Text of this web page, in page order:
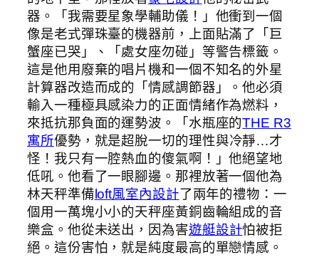
器。「我需要星象學輔助儀！」他衝到一個
像是老式彈珠臺的機器前，上面貼滿了「巨
蟹座已哭」、「處女座勿碰」等警告標籤。
這是他用廢棄的唱片機和一個不知名的外星
計算器改造而成的「情感調節器」。他必須
輸入一種極具感染力的正面情緒作為燃料，
來抵抗那負面的運勢波。「水瓶座的THE R3
寓所優勢，就是超脫一切的理性與冷靜…才
怪！我只有一腔熱血的傻氣啊！」他絕望地
低吼。他看了一眼腳邊。那裡放著一個他為
林天秤準備loft風室內設計了兩年的禮物：一
個用一萬塊小小的天秤座黃銅齒輪組成的音
樂盒。他從未送出，因為害遊艇設計怕被拒
絕。這份害怕，就是純度最高的單戀情感。